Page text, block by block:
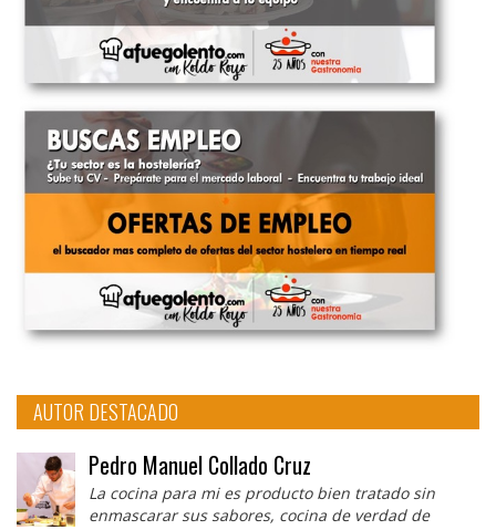
AUTOR DESTACADO
Pedro Manuel Collado Cruz
La cocina para mi es producto bien tratado sin
enmascarar sus sabores, cocina de verdad de